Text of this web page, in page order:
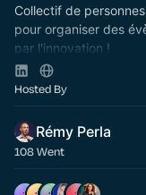
Collectif de
pour organiser des
par l'innovation !
Rejoignez nous ! :
Hosted By
Rémy Perla
108 Went